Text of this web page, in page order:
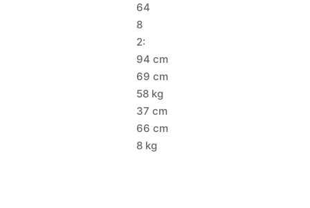
64
8
2:
94 cm
69 cm
58 kg
37 cm
66 cm
8 kg